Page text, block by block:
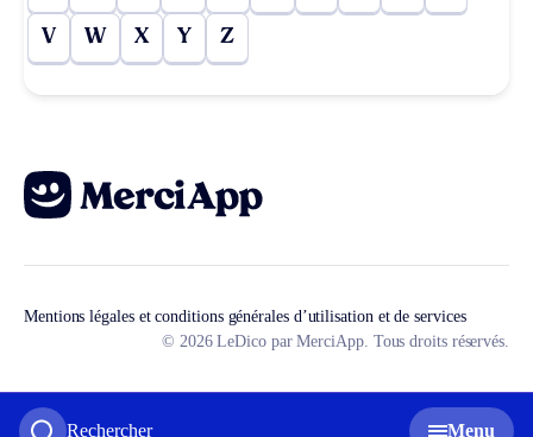
Rechercher Menu
V W X Y Z
Mentions légales et conditions générales d’utilisation et de services
© 2026 LeDico par MerciApp. Tous droits réservés.